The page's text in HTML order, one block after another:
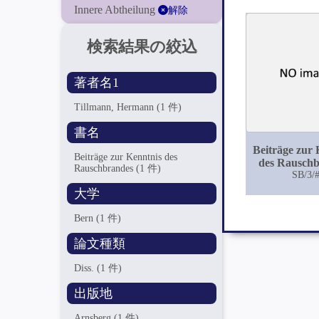
Innere Abtheilung
解除
検索結果の絞込
著者名1
Tillmann, Hermann(1 件)
書名
Beiträge zur Kenntnis des
Rauschbrandes(1 件)
大学
Bern(1 件)
論文種類
Diss.(1 件)
出版地
Beiträge zur
des
SB/3/#